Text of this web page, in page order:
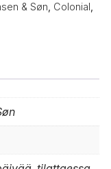
& Søn Colonial